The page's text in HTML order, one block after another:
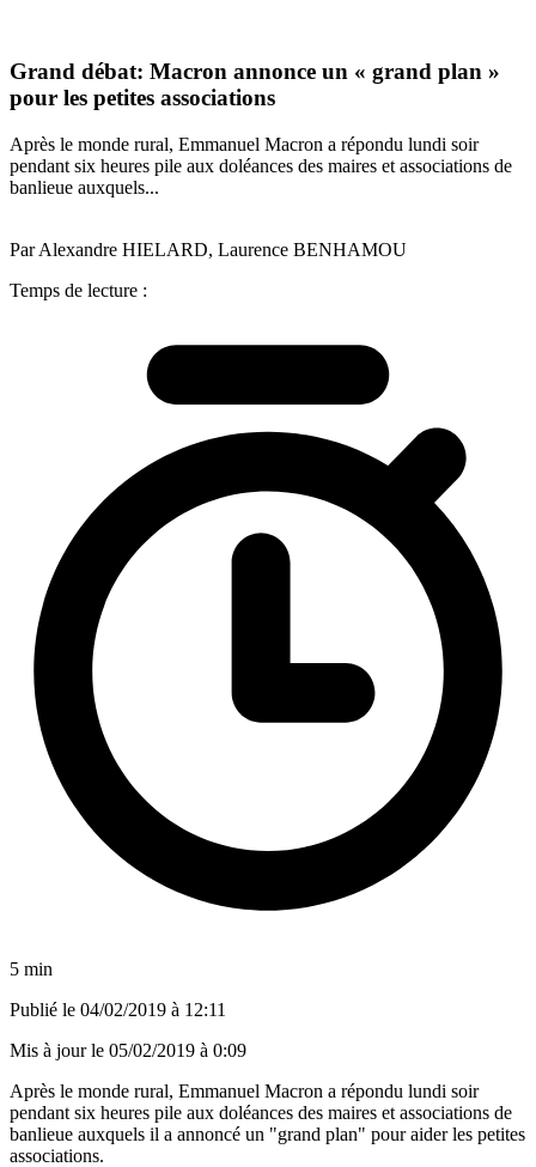
Grand débat: Macron annonce un « grand plan »
pour les petites associations
Après le monde rural, Emmanuel Macron a répondu lundi soir
pendant six heures pile aux doléances des maires et associations de
banlieue auxquels...
Par Alexandre HIELARD, Laurence BENHAMOU
Temps de lecture :
5 min
Publié le 04/02/2019 à 12:11
Mis à jour le 05/02/2019 à 0:09
Après le monde rural, Emmanuel Macron a répondu lundi soir
pendant six heures pile aux doléances des maires et associations de
banlieue auxquels il a annoncé un "grand plan" pour aider les petites
associations.